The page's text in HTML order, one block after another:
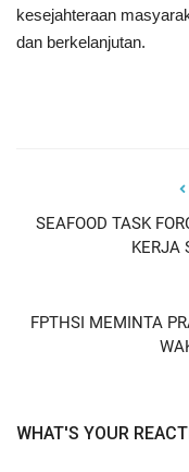
kesejahteraan
dan berkelanjutan.
SEAFOOD TASK
KERJA
FPTHSI MEMINTA
WHAT'S YOUR